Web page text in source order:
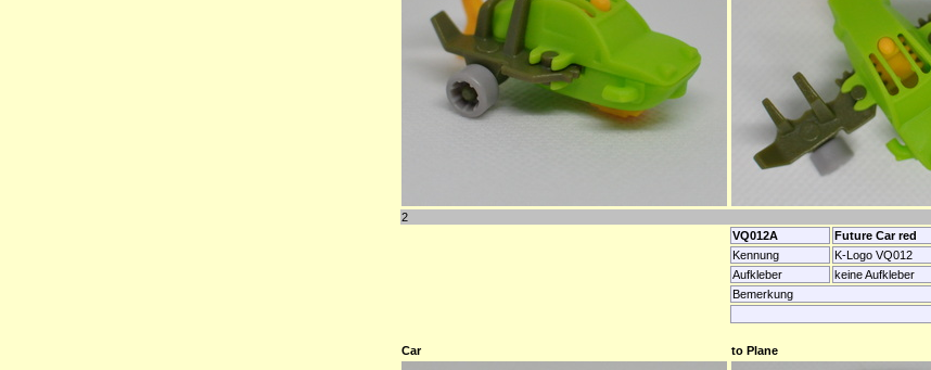
2
VQ012A
Future Car red
Kennung
K-Logo VQ012
Aufkleber
keine Aufkleber
Bemerkung
Car to Plane